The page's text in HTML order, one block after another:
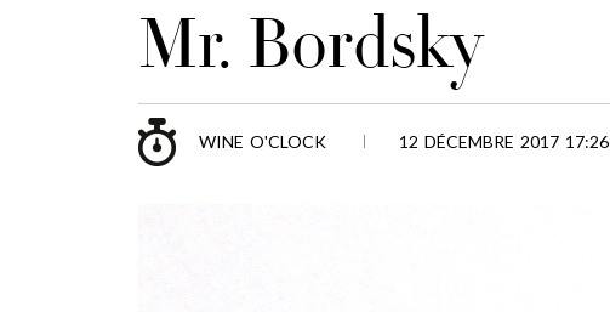
Mr. Bordsky
WINE O'CLOCK 12 DÉCEMBRE 2017 17:26